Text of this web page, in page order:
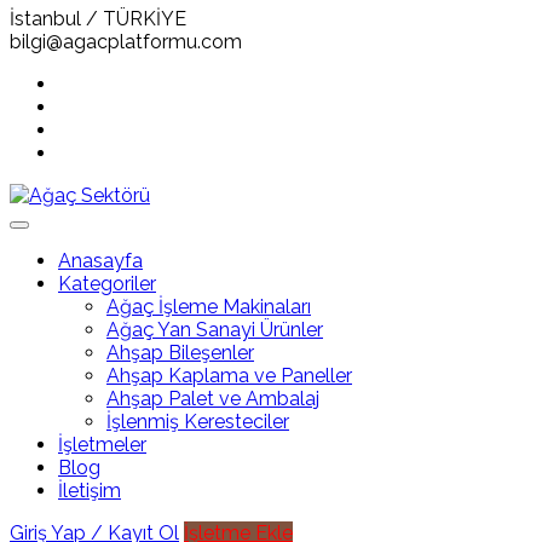
İstanbul / TÜRKİYE
bilgi@agacplatformu.com
Anasayfa
Kategoriler
Ağaç İşleme Makinaları
Ağaç Yan Sanayi Ürünler
Ahşap Bileşenler
Ahşap Kaplama ve Paneller
Ahşap Palet ve Ambalaj
İşlenmiş Keresteciler
İşletmeler
Blog
İletişim
Giriş Yap / Kayıt Ol İşletme Ekle